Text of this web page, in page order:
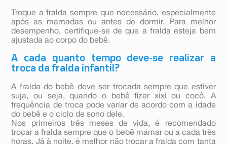
Troque a fralda sempre que necessário, especialmente
após as mamadas ou antes de dormir. Para melhor
desempenho, certifique-se de que a fralda esteja bem
ajustada ao corpo do bebê.
A cada quanto tempo deve-se realizar a
troca da fralda infantil?
A fralda do bebê deve ser trocada sempre que estiver
suja, ou seja, quando o bebê fizer xixi ou cocô. A
frequência de troca pode variar de acordo com a idade
do bebê e o ciclo de sono dele.
Nos primeiros três meses de vida, é recomendado
trocar a fralda sempre que o bebê mamar ou a cada três
horas. Já à noite, é melhor não trocar a fralda com tanta